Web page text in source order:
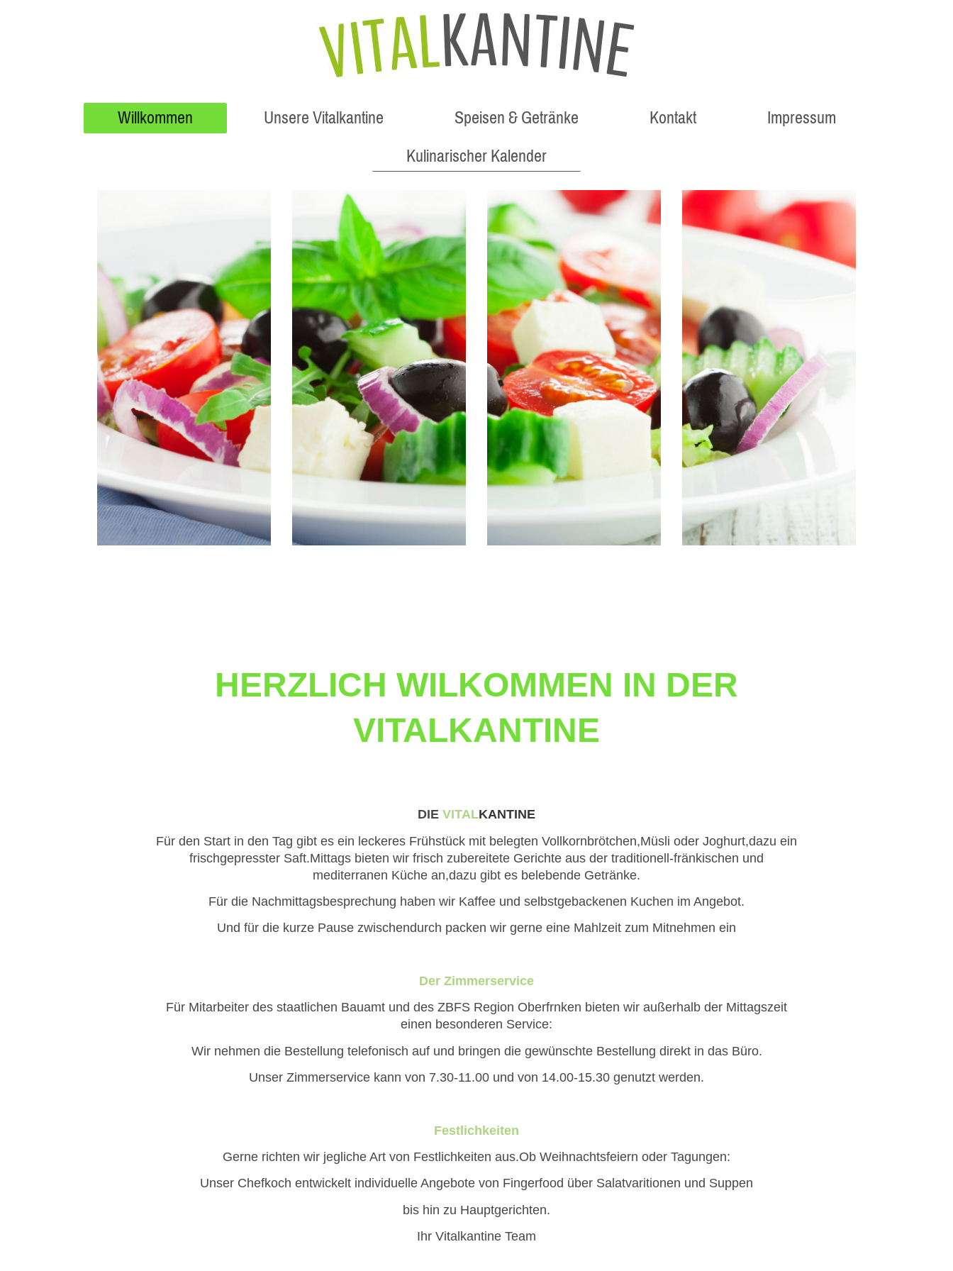
Willkommen Unsere Vitalkantine Speisen & Getränke Kontakt Impressum
Kulinarischer Kalender
HERZLICH WILKOMMEN IN DER
VITALKANTINE
DIE VITALKANTINE
Für den Start in den Tag gibt es ein leckeres Frühstück mit belegten Vollkornbrötchen,Müsli oder Joghurt,dazu ein
frischgepresster Saft.Mittags bieten wir frisch zubereitete Gerichte aus der traditionell-fränkischen und
mediterranen Küche an,dazu gibt es belebende Getränke.
Für die Nachmittagsbesprechung haben wir Kaffee und selbstgebackenen Kuchen im Angebot.
Und für die kurze Pause zwischendurch packen wir gerne eine Mahlzeit zum Mitnehmen ein
Der Zimmerservice
Für Mitarbeiter des staatlichen Bauamt und des ZBFS Region Oberfrnken bieten wir außerhalb der Mittagszeit
einen besonderen Service:
Wir nehmen die Bestellung telefonisch auf und bringen die gewünschte Bestellung direkt in das Büro.
Unser Zimmerservice kann von 7.30-11.00 und von 14.00-15.30 genutzt werden.
Festlichkeiten
Gerne richten wir jegliche Art von Festlichkeiten aus.Ob Weihnachtsfeiern oder Tagungen:
Unser Chefkoch entwickelt individuelle Angebote von Fingerfood über Salatvaritionen und Suppen
bis hin zu Hauptgerichten.
Ihr Vitalkantine Team